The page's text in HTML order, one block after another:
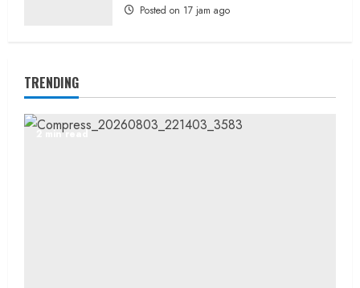
Posted on 17 jam ago
TRENDING
2 min read